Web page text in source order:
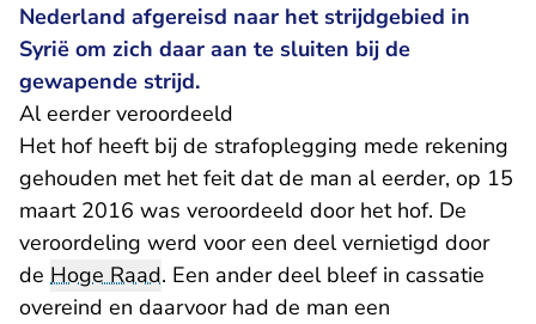
Nederland afgereisd naar het strijdgebied in
Syrië om zich daar aan te sluiten bij de
gewapende strijd.
Al eerder veroordeeld
Het hof heeft bij de strafoplegging mede rekening
gehouden met het feit dat de man al eerder, op 15
maart 2016 was veroordeeld door het hof. De
veroordeling werd voor een deel vernietigd door
de Hoge Raad. Een ander deel bleef in cassatie
overeind en daarvoor had de man een